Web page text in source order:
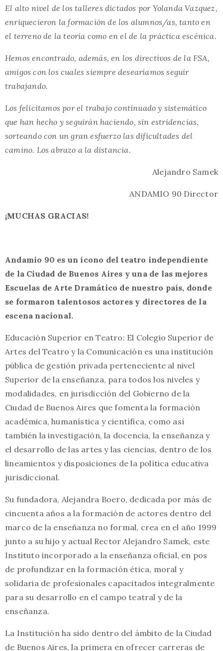
El alto nivel de los talleres dictados por Yolanda Vazquez,
enriquecieron la formación de los alumnos/as, tanto en
el terreno de la teoría como en el de la práctica escénica.
Hemos encontrado, además, en los directivos de la FSA,
amigos con los cuales siempre desearíamos seguir
trabajando.
Los felicitamos por el trabajo continuado y sistemático
que han hecho y seguirán haciendo, sin estridencias,
sorteando con un gran esfuerzo las dificultades del
camino. Los abrazo a la distancia.
Alejandro Samek
ANDAMIO 90 Director
¡MUCHAS GRACIAS!
Andamio 90 es un ícono del teatro independiente
de la Ciudad de Buenos Aires y una de las mejores
Escuelas de Arte Dramático de nuestro país, donde
se formaron talentosos actores y directores de la
escena nacional.
Educación Superior en Teatro: El Colegio Superior de
Artes del Teatro y la Comunicación es una institución
pública de gestión privada perteneciente al nivel
Superior de la enseñanza, para todos los niveles y
modalidades, en jurisdicción del Gobierno de la
Ciudad de Buenos Aires que fomenta la formación
académica, humanística y científica, como así
también la investigación, la docencia, la enseñanza y
el desarrollo de las artes y las ciencias, dentro de los
lineamientos y disposiciones de la política educativa
jurisdiccional.
Su fundadora, Alejandra Boero, dedicada por más de
cincuenta años a la formación de actores dentro del
marco de la enseñanza no formal, crea en el año 1999
junto a su hijo y actual Rector Alejandro Samek, este
Instituto incorporado a la enseñanza oficial, en pos
de profundizar en la formación ética, moral y
solidaria de profesionales capacitados integralmente
para su desarrollo en el campo teatral y de la
enseñanza.
La Institución ha sido dentro del ámbito de la Ciudad
de Buenos Aires, la primera en ofrecer carreras de